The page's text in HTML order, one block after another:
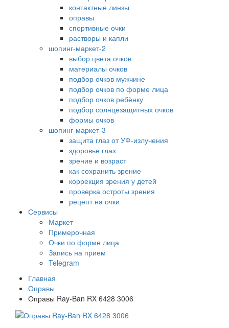
контактные линзы
оправы
спортивные очки
растворы и капли
шопинг-маркет-2
выбор цвета очков
материалы очков
подбор очков мужчине
подбор очков по форме лица
подбор очков ребёнку
подбор солнцезащитных очков
формы очков
шопинг-маркет-3
защита глаз от УФ-излучения
здоровье глаз
зрение и возраст
как сохранить зрение
коррекция зрения у детей
проверка остроты зрения
рецепт на очки
Сервисы
Маркет
Примерочная
Очки по форме лица
Запись на прием
Telegram
Главная
Оправы
Оправы Ray-Ban RX 6428 3006